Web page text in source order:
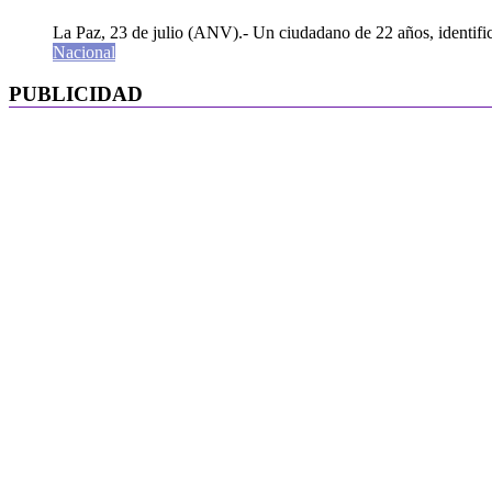
La Paz, 23 de julio (ANV).- Un ciudadano de 22 años,
Nacional
PUBLICIDAD